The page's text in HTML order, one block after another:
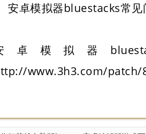
安卓模拟器bluestacks常见
卓模拟器
www.3h3.com/patch/